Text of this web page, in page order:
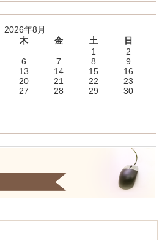
2026年8月
木 金 土
日
1
2
6 7 8
9
13 14 15
16
20 21 22
23
27 28 29
30